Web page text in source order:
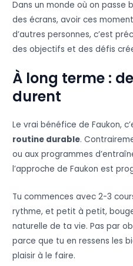
Dans un monde où on passe
des écrans, avoir ces
d’autres personnes, c’est
des objectifs et des défis
À long terme :
durent
Le vrai bénéfice de Faukon,
routine durable.
ou aux programmes
l’approche de Faukon est
Tu commences avec 2-3
rythme, et petit à petit,
naturelle de ta vie. Pas par
parce que tu en ressens les
plaisir à le faire.